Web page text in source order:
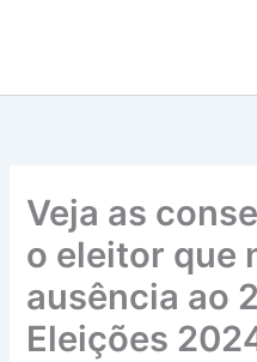
conteúdo
Veja as
o eleitor que
ausência ao
Eleições